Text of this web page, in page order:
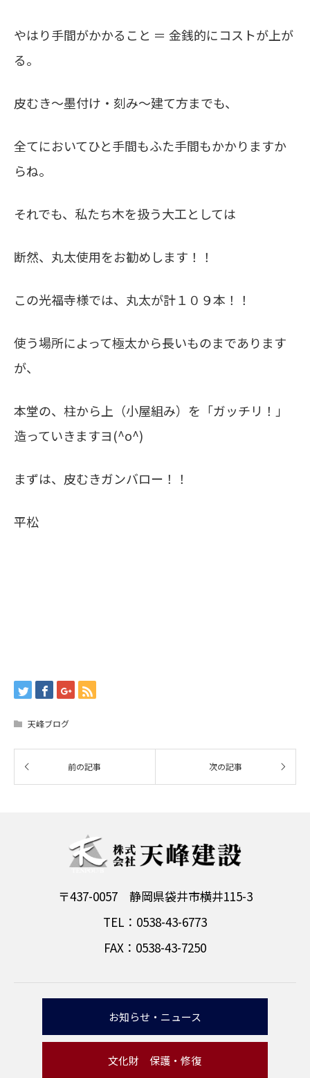
やはり手間がかかること ＝ 金銭的にコストが上が
る。
皮むき～墨付け・刻み～建て方までも、
全てにおいてひと手間もふた手間もかかりますか
らね。
それでも、私たち木を扱う大工としては
断然、丸太使用をお勧めします！！
この光福寺様では、丸太が計１０９本！！
使う場所によって極太から長いものまであります
が、
本堂の、柱から上（小屋組み）を「ガッチリ！」
造っていきますヨ(^o^)
まずは、皮むきガンバロー！！
平松
天峰ブログ
〒437-0057 静岡県袋井市横井115-3
TEL：0538-43-6773
FAX：0538-43-7250
お知らせ・ニュース
文化財 保護・修復